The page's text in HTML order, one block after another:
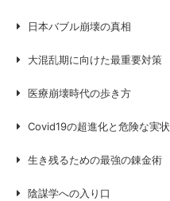
日本バブル崩壊の真相
大混乱期に向けた最重要対策
医療崩壊時代の歩き方
Covid19の超進化と危険な実状
生き残るための最強の錬金術
陰謀学への入り口